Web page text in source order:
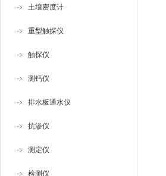
土壤密度计
重型触探仪
触探仪
测钙仪
排水板通水仪
抗渗仪
测定仪
检测仪